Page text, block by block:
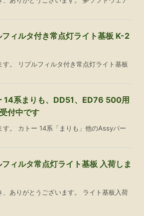
フィルタ付き常点灯ライト基板 K-2
す。 リプルフィルタ付き常点灯ライト基板
14系まりも、DD51、ED76 500用
付中です
す。 カトー 14系「まりも」他のAssyパー
フィルタ常点灯ライト基板 入荷しま
、ありがとうございます。 ライト基板入荷